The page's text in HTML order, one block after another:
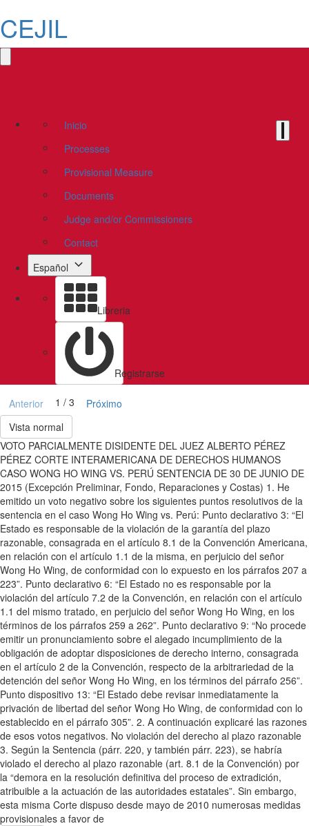
CEJIL
Inicio
Processes
Provisional Measure
Documents
Judge and/or Commissioners
Contact
Español
Libreria
Registrarse
Anterior 1 / 3
Próximo
Vista normal
VOTO PARCIALMENTE DISIDENTE DEL JUEZ ALBERTO PÉREZ
PÉREZ CORTE INTERAMERICANA DE DERECHOS HUMANOS
CASO WONG HO WING VS. PERÚ SENTENCIA DE 30 DE JUNIO DE
2015 (Excepción Preliminar, Fondo, Reparaciones y Costas) 1. He
emitido un voto negativo sobre los siguientes puntos resolutivos de la
sentencia en el caso Wong Ho Wing vs. Perú: Punto declarativo 3: “El
Estado es responsable de la violación de la garantía del plazo
razonable, consagrada en el artículo 8.1 de la Convención Americana,
en relación con el artículo 1.1 de la misma, en perjuicio del señor
Wong Ho Wing, de conformidad con lo expuesto en los párrafos 207 a
223”. Punto declarativo 6: “El Estado no es responsable por la
violación del artículo 7.2 de la Convención, en relación con el artículo
1.1 del mismo tratado, en perjuicio del señor Wong Ho Wing, en los
términos de los párrafos 259 a 262”. Punto declarativo 9: “No procede
emitir un pronunciamiento sobre el alegado incumplimiento de la
obligación de adoptar disposiciones de derecho interno, consagrada
en el artículo 2 de la Convención, respecto de la arbitrariedad de la
detención del señor Wong Ho Wing, en los términos del párrafo 256”.
Punto dispositivo 13: “El Estado debe revisar inmediatamente la
privación de libertad del señor Wong Ho Wing, de conformidad con lo
establecido en el párrafo 305”. 2. A continuación explicaré las razones
de esos votos negativos. No violación del derecho al plazo razonable
3. Según la Sentencia (párr. 220, y también párr. 223), se habría
violado el derecho al plazo razonable (art. 8.1 de la Convención) por
la “demora en la resolución definitiva del proceso de extradición,
atribuible a la actuación de las autoridades estatales”. Sin embargo,
esta misma Corte dispuso desde mayo de 2010 numerosas medidas
provisionales a favor de